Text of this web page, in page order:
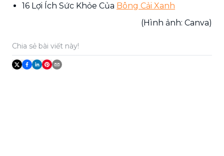
16 Lợi Ích Sức Khỏe Của Bông Cải Xanh
(Hình ảnh: Canva)
Chia sẻ bài viết này!